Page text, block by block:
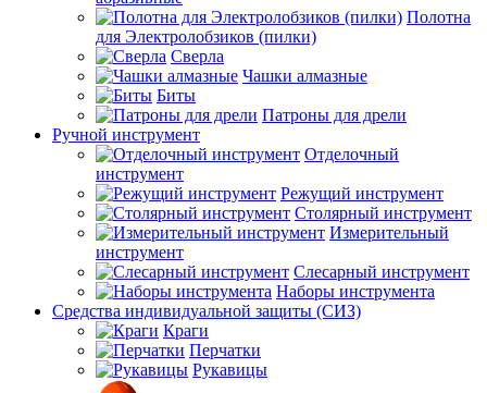
Полотна
для Электролобзиков (пилки)
Сверла
Чашки алмазные
Биты
Патроны для дрели
Ручной инструмент
Отделочный
инструмент
Режущий инструмент
Столярный инструмент
Измерительный
инструмент
Слесарный инструмент
Наборы инструмента
Средства индивидуальной защиты (СИЗ)
Краги
Перчатки
Рукавицы